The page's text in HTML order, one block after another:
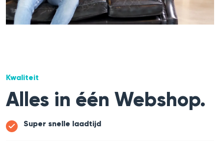
Kwaliteit
Alles in één Webshop.
Super snelle laadtijd